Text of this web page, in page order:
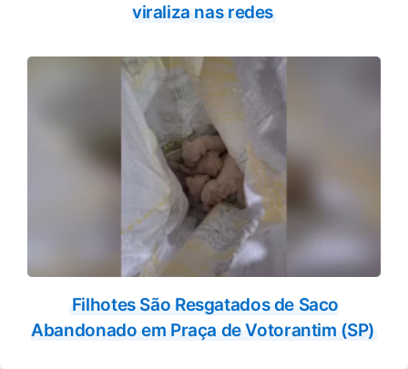
viraliza nas redes
Filhotes São Resgatados de Saco
Abandonado em Praça de Votorantim (SP)